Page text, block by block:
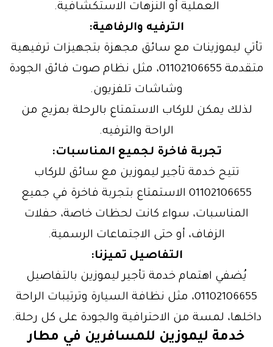
العملية أو النزهات الاستكشافية.
الترفيه والرفاهية:
تأتي ليموزينات مع سائق مجهزة بتجهيزات ترفيهية
متقدمة 01102106655، مثل نظام صوت فائق الجودة
وشاشات تلفزيون.
لذلك يمكن للركاب الاستمتاع بالرحلة بمزيج من
الراحة والترفيه.
تجربة فاخرة لجميع المناسبات:
تتيح خدمة تأجير ليموزين مع سائق للركاب
01102106655 الاستمتاع بتجربة فاخرة في جميع
المناسبات، سواء كانت لحظات خاصة، حفلات
الزفاف، أو حتى الاجتماعات الرسمية.
التفاصيل تميزنا:
يُضفي اهتمام خدمة تأجير ليموزين بالتفاصيل
01102106655، مثل نظافة السيارة وترتيبات الراحة
داخلها، لمسة من الاحترافية والجودة على كل رحلة.
خدمة ليموزين للمسافرين في مطار